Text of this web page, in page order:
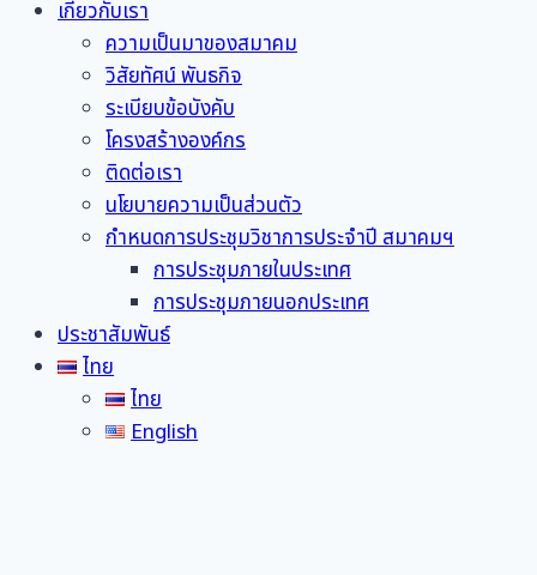
เกี่ยวกับเรา
ความเป็นมาของสมาคม
วิสัยทัศน์ พันธกิจ
ระเบียบข้อบังคับ
โครงสร้างองค์กร
ติดต่อเรา
นโยบายความเป็นส่วนตัว
กำหนดการประชุมวิชาการประจำปี สมาคมฯ
การประชุมภายในประเทศ
การประชุมภายนอกประเทศ
ประชาสัมพันธ์
ไทย
ไทย
English